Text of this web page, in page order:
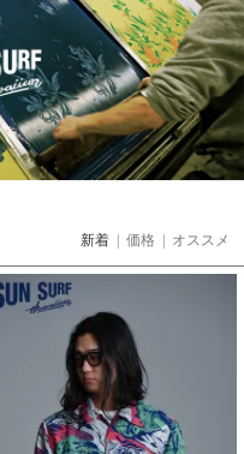
新着 | 価格 | オススメ